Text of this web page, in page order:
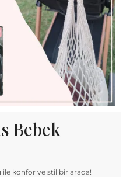
Bebek
ile konfor ve stil bir arada!